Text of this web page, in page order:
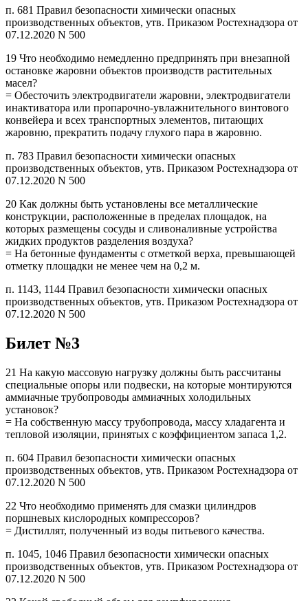
п. 681 Правил безопасности химически опасных
производственных объектов, утв. Приказом Ростехнадзора от
07.12.2020 N 500
19 Что необходимо немедленно предпринять при внезапной
остановке жаровни объектов производств растительных
масел?
= Обесточить электродвигатели жаровни, электродвигатели
инактиватора или пропарочно-увлажнительного винтового
конвейера и всех транспортных элементов, питающих
жаровню, прекратить подачу глухого пара в жаровню.
п. 783 Правил безопасности химически опасных
производственных объектов, утв. Приказом Ростехнадзора от
07.12.2020 N 500
20 Как должны быть установлены все металлические
конструкции, расположенные в пределах площадок, на
которых размещены сосуды и сливоналивные устройства
жидких продуктов разделения воздуха?
= На бетонные фундаменты с отметкой верха, превышающей
отметку площадки не менее чем на 0,2 м.
п. 1143, 1144 Правил безопасности химически опасных
производственных объектов, утв. Приказом Ростехнадзора от
07.12.2020 N 500
Билет №3
21 На какую массовую нагрузку должны быть рассчитаны
специальные опоры или подвески, на которые монтируются
аммиачные трубопроводы аммиачных холодильных
установок?
= На собственную массу трубопровода, массу хладагента и
тепловой изоляции, принятых с коэффициентом запаса 1,2.
п. 604 Правил безопасности химически опасных
производственных объектов, утв. Приказом Ростехнадзора от
07.12.2020 N 500
22 Что необходимо применять для смазки цилиндров
поршневых кислородных компрессоров?
= Дистиллят, полученный из воды питьевого качества.
п. 1045, 1046 Правил безопасности химически опасных
производственных объектов, утв. Приказом Ростехнадзора от
07.12.2020 N 500